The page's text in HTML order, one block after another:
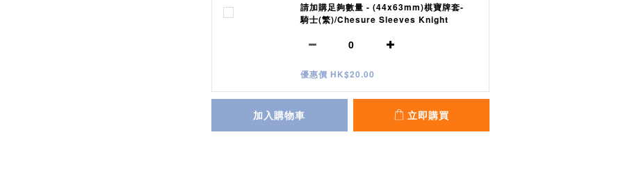
請加購足夠數量 - (44x63mm)棋寶牌套-
騎士(繁)/Chesure Sleeves Knight
優惠價 HK$20.00
加入購物車 立即購買